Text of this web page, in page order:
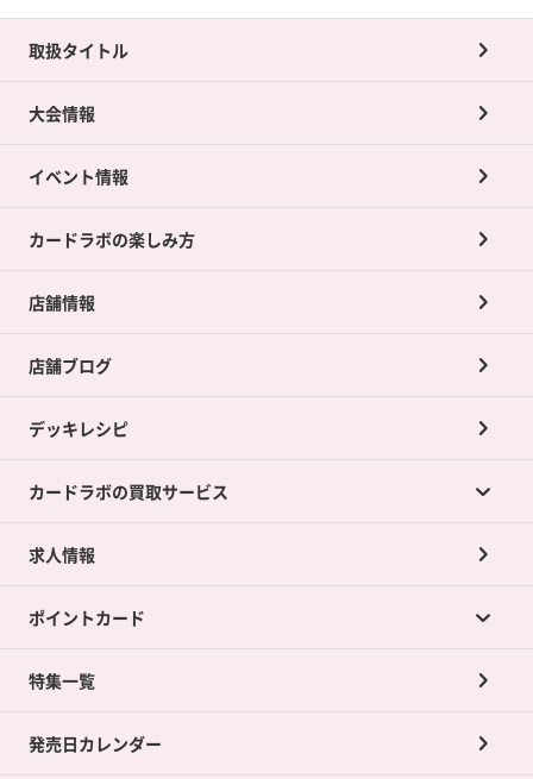
取扱タイトル
大会情報
イベント情報
カードラボの楽しみ方
店舗情報
店舗ブログ
デッキレシピ
カードラボの買取サービス
カードラボの買取サービスTOP
店舗買取について
ネット買取について
買取承諾書について
求人情報
ポイントカード
ポイントカードTOP
ポイント交換景品
特集一覧
発売日カレンダー